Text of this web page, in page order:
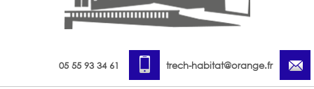
05 55 93 34 61 trech-habitat@orange.fr